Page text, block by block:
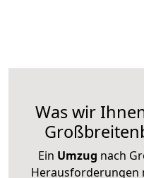
Was wir
Ein Umzug nach
Herausforderungen